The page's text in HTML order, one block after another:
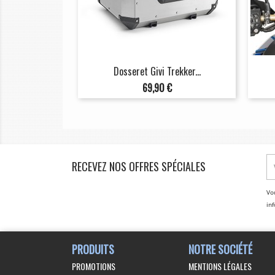
Dosseret Givi Trekker...
Prix
69,90 €
RECEVEZ NOS OFFRES SPÉCIALES
PRODUITS
PROMOTIONS
NOTRE SOCIÉTÉ
MENTIONS LÉGALES